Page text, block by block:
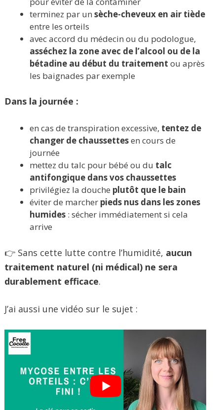
terminez par un sèche-cheveux en air tiède
entre les orteils
avec accord du médecin ou du podologue,
asséchez la zone avec de l’alcool ou de la
bétadine au début du traitement ou après
les baignades par exemple
Dans la journée :
en cas de transpiration excessive, tentez de
changer de chaussettesen cours de
journée
mettez du talc pour bébé ou du talc
antifongique dans vos chaussettes
privilégiez la douche plutôt que le bain
éviter de marcher pieds nus dans les zones
humides : sécher immédiatement si cela
arrive
👉 Sans cette lutte contre l’humidité, aucun
traitement naturel (ni médical) ne sera
durablement efficace.
J’ai aussi une vidéo sur le sujet :